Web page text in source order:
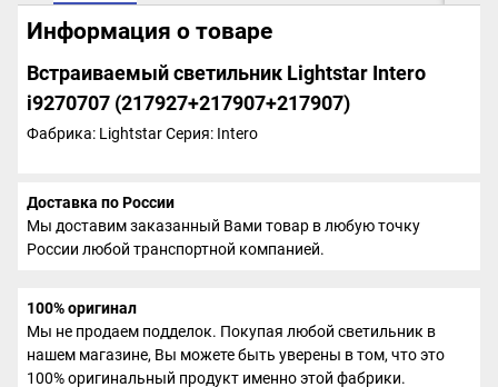
Информация о товаре
Встраиваемый светильник Lightstar Intero
i9270707 (217927+217907+217907)
Фабрика: LightstarСерия: Intero
Доставка по России
Мы доставим заказанный Вами товар в любую точку
России любой транспортной компанией.
100% оригинал
Мы не продаем подделок. Покупая любой светильник в
нашем магазине, Вы можете быть уверены в том, что это
100% оригинальный продукт именно этой фабрики.